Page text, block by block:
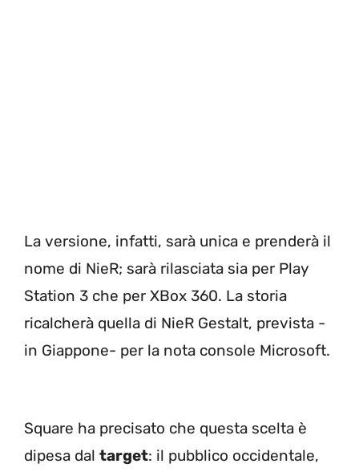
La versione, infatti, sarà unica e prenderà il
nome di NieR; sarà rilasciata sia per Play
Station 3 che per XBox 360. La storia
ricalcherà quella di NieR Gestalt, prevista -
in Giappone- per la nota console Microsoft.
Square ha precisato che questa scelta è
dipesa dal target: il pubblico occidentale,